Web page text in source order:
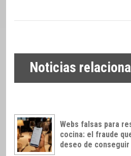
Noticias
Webs falsas para
cocina: el fraude
deseo de conseguir